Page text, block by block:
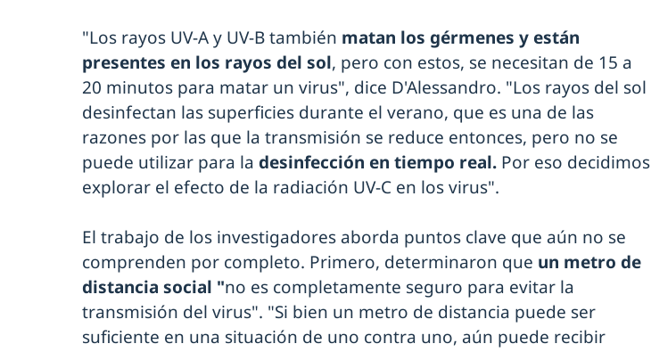
"Los rayos UV-A y UV-B también matan los gérmenes y están
presentes en los rayos del sol, pero con estos, se necesitan de 15 a
20 minutos para matar un virus", dice D'Alessandro. "Los rayos del sol
desinfectan las superficies durante el verano, que es una de las
razones por las que la transmisión se reduce entonces, pero no se
puede utilizar para la desinfección en tiempo real. Por eso decidimos
explorar el efecto de la radiación UV-C en los virus".
El trabajo de los investigadores aborda puntos clave que aún no se
comprenden por completo. Primero, determinaron que un metro de
distancia social "no es completamente seguro para evitar la
transmisión del virus". "Si bien un metro de distancia puede ser
suficiente en una situación de uno contra uno, aún puede recibir